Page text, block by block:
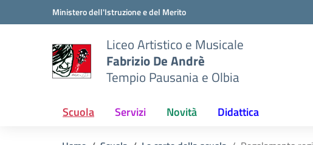
Vai ai contenuti
Vai al menu di navigazioneMinistero dell'Istruzione e del Merito
Liceo Artistico e Musicale
Fabrizio De Andrè
Tempio Pausania e Olbia
Scuola Servizi Novità Didattica